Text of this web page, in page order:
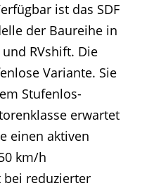
ist das SDF
der Baureihe in
RVshift. Die
Variante. Sie
Stufenlos-
erwartet
einen aktiven
km/h
bei reduzierter